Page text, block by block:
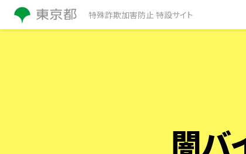
特殊詐欺加害防止 特設サイト
闇バ